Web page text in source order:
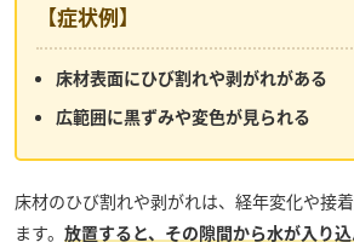
【症状例】
床材表面にひび割れや剥がれがある
広範囲に黒ずみや変色が見られる
床材のひび割れや剥がれは、経年変化や接
ます。 放置すると、その隙間から水が入り